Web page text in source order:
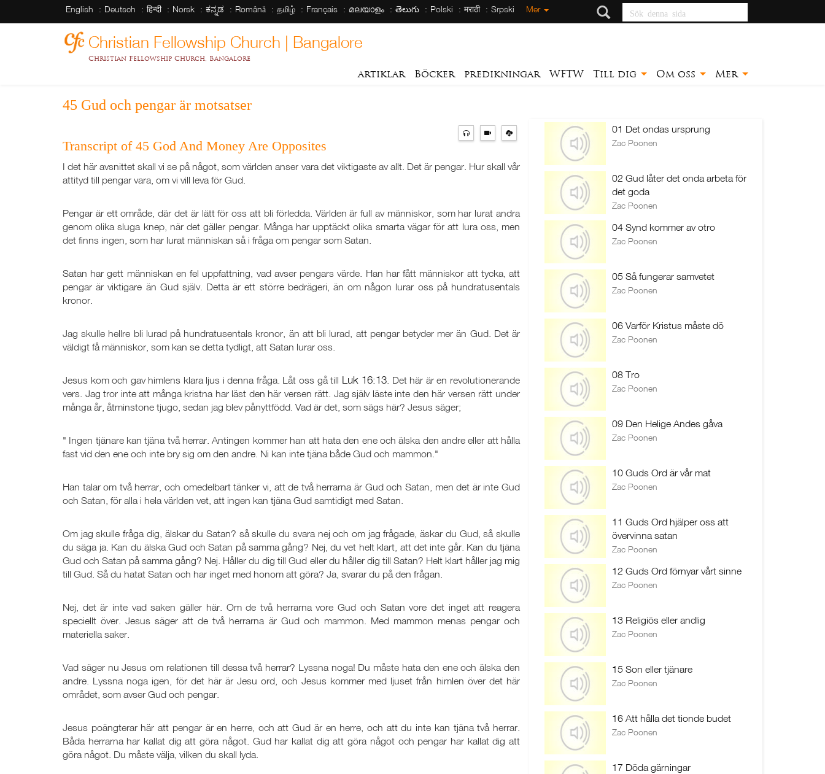
English Deutsch हिन्दी Norsk ಕನ್ನಡ Română தமிழ் Français മലയാളം తెలుగు Polski मराठी Srpski Mer Sök denna sida
Christian Fellowship Church | Bangalore
Christian Fellowship Church, Bangalore
artiklar Böcker predikningar WFTW Till dig Om oss Mer
45 Gud och pengar är motsatser
Transcript of 45 God And Money Are Opposites
I det här avsnittet skall vi se på något, som världen anser vara det viktigaste av allt. Det är pengar. Hur skall vår
attityd till pengar vara, om vi vill leva för Gud.
Pengar är ett område, där det är lätt för oss att bli förledda. Världen är full av människor, som har lurat andra
genom olika sluga knep, när det gäller pengar. Många har upptäckt olika smarta vägar för att lura oss, men
det finns ingen, som har lurat människan så i fråga om pengar som Satan.
Satan har gett människan en fel uppfattning, vad avser pengars värde. Han har fått människor att tycka, att
pengar är viktigare än Gud själv. Detta är ett större bedrägeri, än om någon lurar oss på hundratusentals
kronor.
Jag skulle hellre bli lurad på hundratusentals kronor, än att bli lurad, att pengar betyder mer än Gud. Det är
väldigt få människor, som kan se detta tydligt, att Satan lurar oss.
Jesus kom och gav himlens klara ljus i denna fråga. Låt oss gå till Luk 16:13. Det här är en revolutionerande
vers. Jag tror inte att många kristna har läst den här versen rätt. Jag själv läste inte den här versen rätt under
många år, åtminstone tjugo, sedan jag blev pånyttfödd. Vad är det, som sägs här? Jesus säger;
" Ingen tjänare kan tjäna två herrar. Antingen kommer han att hata den ene och älska den andre eller att hålla
fast vid den ene och inte bry sig om den andre. Ni kan inte tjäna både Gud och mammon."
Han talar om två herrar, och omedelbart tänker vi, att de två herrarna är Gud och Satan, men det är inte Gud
och Satan, för alla i hela världen vet, att ingen kan tjäna Gud samtidigt med Satan.
Om jag skulle fråga dig, älskar du Satan? så skulle du svara nej och om jag frågade, äskar du Gud, så skulle
du säga ja. Kan du älska Gud och Satan på samma gång? Nej, du vet helt klart, att det inte går. Kan du tjäna
Gud och Satan på samma gång? Nej. Håller du dig till Gud eller du håller dig till Satan? Helt klart håller jag mig
till Gud. Så du hatat Satan och har inget med honom att göra? Ja, svarar du på den frågan.
Nej, det är inte vad saken gäller här. Om de två herrarna vore Gud och Satan vore det inget att reagera
speciellt över. Jesus säger att de två herrarna är Gud och mammon. Med mammon menas pengar och
materiella saker.
Vad säger nu Jesus om relationen till dessa två herrar? Lyssna noga! Du måste hata den ene och älska den
andre. Lyssna noga igen, för det här är Jesu ord, och Jesus kommer med ljuset från himlen över det här
området, som avser Gud och pengar.
Jesus poängterar här att pengar är en herre, och att Gud är en herre, och att du inte kan tjäna två herrar.
Båda herrarna har kallat dig att göra något. Gud har kallat dig att göra något och pengar har kallat dig att
göra något. Du måste välja, vilken du skall lyda.
01 Det ondas ursprung
Zac Poonen
02 Gud låter det onda arbeta för
det goda
Zac Poonen
04 Synd kommer av otro
Zac Poonen
05 Så fungerar samvetet
Zac Poonen
06 Varför Kristus måste dö
Zac Poonen
08 Tro
Zac Poonen
09 Den Helige Andes gåva
Zac Poonen
10 Guds Ord är vår mat
Zac Poonen
11 Guds Ord hjälper oss att
övervinna satan
Zac Poonen
12 Guds Ord förnyar vårt sinne
Zac Poonen
13 Religiös eller andlig
Zac Poonen
15 Son eller tjänare
Zac Poonen
16 Att hålla det tionde budet
Zac Poonen
17 Döda gärningar